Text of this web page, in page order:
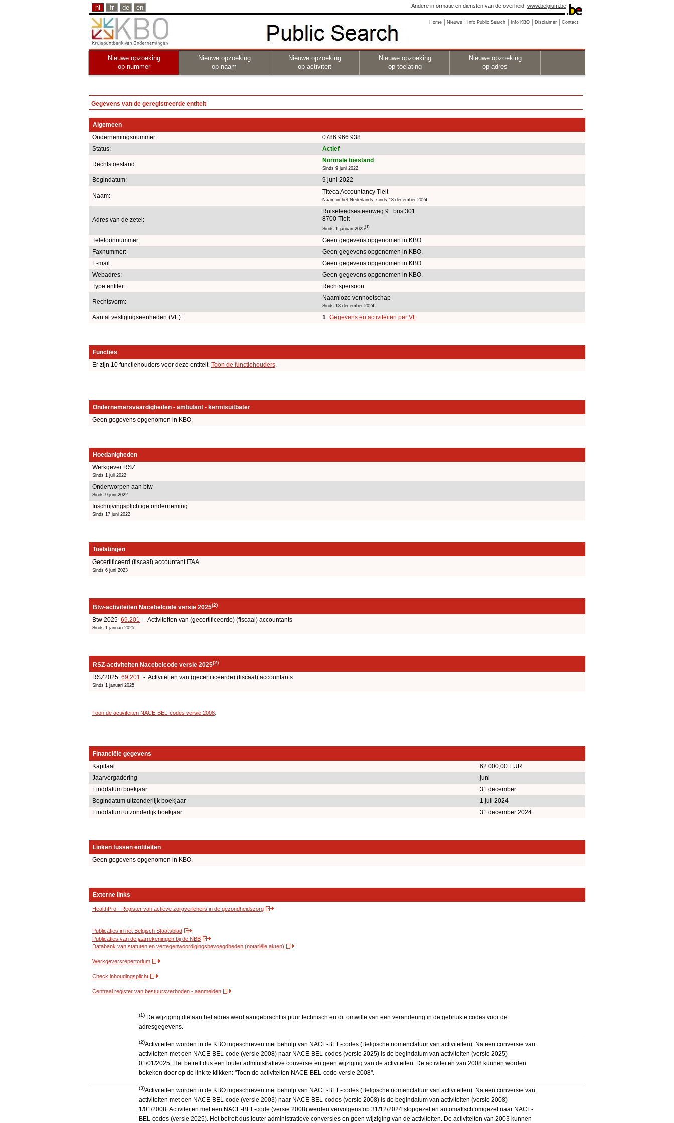
nl fr de en Andere informatie en diensten van de overheid: www.belgium.be
Home Nieuws Info Public Search Info KBO Disclaimer Contact
Nieuwe opzoeking
op nummer
Nieuwe opzoeking
op naam
Nieuwe opzoeking
op activiteit
Nieuwe opzoeking
op toelating
Nieuwe opzoeking
op adres
Gegevens van de geregistreerde entiteit
Algemeen
Ondernemingsnummer:
0786.966.938
Status:
Actief
Rechtstoestand:
Normale toestand
Sinds 9 juni 2022
Begindatum: 9 juni 2022
Naam:
Titeca Accountancy Tielt
Naam in het Nederlands, sinds 18 december 2024
Adres van de zetel:
Ruiseleedsesteenweg 9 bus 301
8700 Tielt
Sinds 1 januari 2025(1)
Telefoonnummer:
Geen gegevens opgenomen in KBO.
Faxnummer:
Geen gegevens opgenomen in KBO.
E-mail:
Geen gegevens opgenomen in KBO.
Webadres:
Geen gegevens opgenomen in KBO.
Type entiteit:
Rechtspersoon
Rechtsvorm:
Naamloze vennootschap
Sinds 18 december 2024
Aantal vestigingseenheden (VE): 1 Gegevens en activiteiten per VE
Functies
Er zijn 10 functiehouders voor deze entiteit. Toon de functiehouders.
Ondernemersvaardigheden - ambulant - kermisuitbater
Geen gegevens opgenomen in KBO.
Hoedanigheden
Werkgever RSZ
Sinds 1 juli 2022
Onderworpen aan btw
Sinds 9 juni 2022
Inschrijvingsplichtige onderneming
Sinds 17 juni 2022
Toelatingen
Gecertificeerd (fiscaal) accountant ITAA
Sinds 6 juni 2023
Btw-activiteiten Nacebelcode versie 2025(2)
Btw 2025 69.201 - Activiteiten van (gecertificeerde) (fiscaal) accountants
Sinds 1 januari 2025
RSZ-activiteiten Nacebelcode versie 2025(2)
RSZ2025 69.201 - Activiteiten van (gecertificeerde) (fiscaal) accountants
Sinds 1 januari 2025
Toon de activiteiten NACE-BEL-codes versie 2008
Financiële gegevens
Kapitaal
62.000,00 EUR
Jaarvergadering
juni
Einddatum boekjaar
31 december
Begindatum uitzonderlijk boekjaar
1 juli 2024
Einddatum uitzonderlijk boekjaar
31 december 2024
Linken tussen entiteiten
Geen gegevens opgenomen in KBO.
Externe links
HealthPro - Register van actieve zorgverleners in de gezondheidszorg
Publicaties in het Belgisch Staatsblad
Publicaties van de jaarrekeningen bij de NBB
Databank van statuten en vertegenwoordigingsbevoegdheden (notariële akten)
Werkgeversrepertorium
Check inhoudingsplicht
Centraal register van bestuursverboden - aanmelden
(1) De wijziging die aan het adres werd aangebracht is puur technisch en dit omwille van een verandering in de gebruikte codes voor de
adresgegevens.
(2)Activiteiten worden in de KBO ingeschreven met behulp van NACE-BEL-codes (Belgische nomenclatuur van activiteiten). Na een conversie van
activiteiten met een NACE-BEL-code (versie 2008) naar NACE-BEL-codes (versie 2025) is de begindatum van activiteiten (versie 2025)
01/01/2025. Het betreft dus een louter administratieve conversie en geen wijziging van de activiteiten. De activiteiten van 2008 kunnen worden
bekeken door op de link te klikken: "Toon de activiteiten NACE-BEL-code versie 2008".
(3)Activiteiten worden in de KBO ingeschreven met behulp van NACE-BEL-codes (Belgische nomenclatuur van activiteiten). Na een conversie van
activiteiten met een NACE-BEL-code (versie 2003) naar NACE-BEL-codes (versie 2008) is de begindatum van activiteiten (versie 2008)
1/01/2008. Activiteiten met een NACE-BEL-code (versie 2008) werden vervolgens op 31/12/2024 stopgezet en automatisch omgezet naar NACE-
BEL-codes (versie 2025). Het betreft dus louter administratieve conversies en geen wijziging van de activiteiten. De activiteiten van 2003 kunnen